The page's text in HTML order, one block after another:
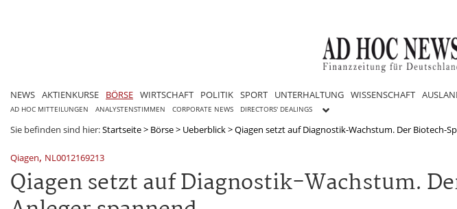
NEWS AKTIENKURSE BÖRSE WIRTSCHAFT POLITIK SPORT UNTERHALTUNG WISSENSCHAFT
AD HOC MITTEILUNGEN ANALYSTENSTIMMEN CORPORATE NEWS DIRECTORS' DEALINGS
Sie befinden sind hier:Startseite> Börse> Ueberblick>Qiagen setzt auf Diagnostik-Wachstum. Der Biotech-
Qiagen, NL0012169213
Qiagen setzt auf Diagnostik-Wachstum.